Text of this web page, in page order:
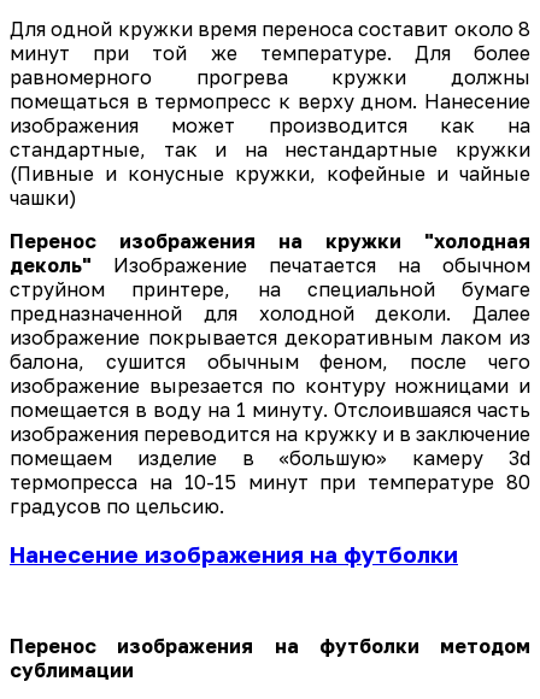
Для одной кружки время переноса составит около 8
минут при той же температуре. Для более
равномерного прогрева кружки должны
помещаться в термопресс к верху дном. Нанесение
изображения может производится как на
стандартные, так и на нестандартные кружки
(Пивные и конусные кружки, кофейные и чайные
чашки)
Перенос изображения на кружки "холодная
деколь" Изображение печатается на обычном
струйном принтере, на специальной бумаге
предназначенной для холодной деколи. Далее
изображение покрывается декоративным лаком из
балона, сушится обычным феном, после чего
изображение вырезается по контуру ножницами и
помещается в воду на 1 минуту. Отслоившаяся часть
изображения переводится на кружку и в заключение
помещаем изделие в «большую» камеру 3d
термопресса на 10-15 минут при температуре 80
градусов по цельсию.
Нанесение изображения на футболки
Перенос изображения на футболки методом
сублимации